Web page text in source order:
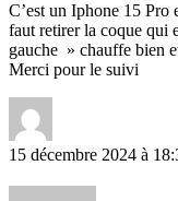
C’est un Iphone 15 Pro
faut retirer la coque qui
gauche » chauffe bien
Merci pour le suivi
15 décembre 2024 à